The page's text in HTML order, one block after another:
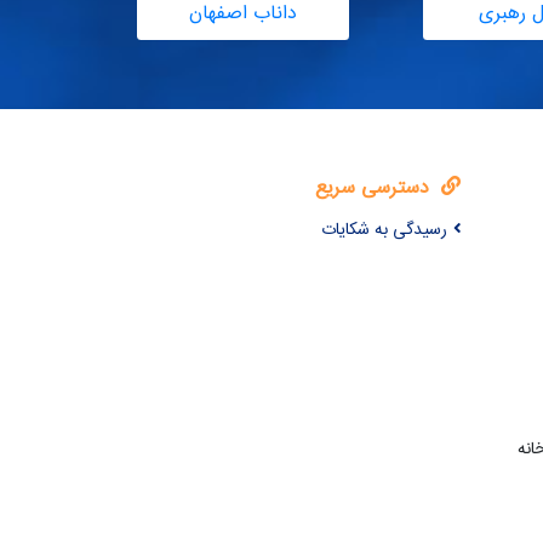
رهبری داناب اصفهان
دسترسی سریع
رسیدگی به شکایات